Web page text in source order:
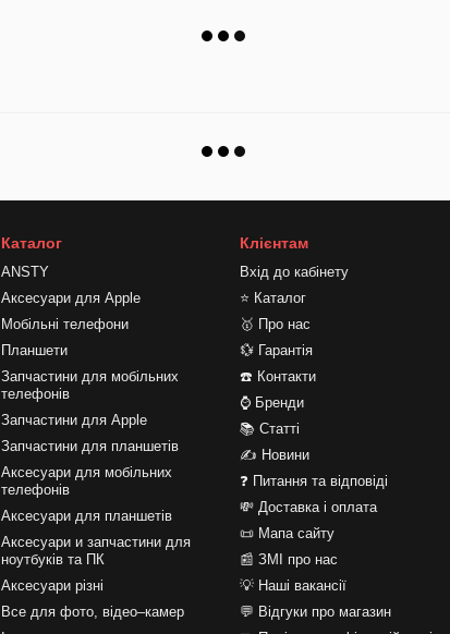
Каталог
ANSTY
Аксесуари для Apple
Мобільні телефони
Планшети
Запчастини для мобільних
телефонів
Запчастини для Apple
Запчастини для планшетів
Аксесуари для мобільних
телефонів
Аксесуари для планшетів
Аксесуари и запчастини для
ноутбуків та ПК
Аксесуари різні
Все для фото, відео–камер
Клієнтам
Вхід до кабінету
⭐ Каталог
🥇 Про нас
💱 Гарантія
☎️ Контакти
⌚ Бренди
📚 Статті
✍ Новини
❓ Питання та відповіді
💸 Доставка і оплата
📜 Мапа сайту
📰 ЗМІ про нас
💡 Наші вакансії
💬 Відгуки про магазин